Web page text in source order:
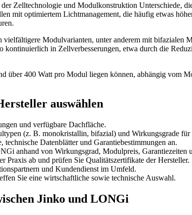
der Zelltechnologie und Modulkonstruktion Unterschiede,
mit optimiertem Lichtmanagement, die häufig etwas
Modulvarianten, unter anderem mit bifazialen
in Zellverbesserungen, etwa durch die
über 400 Watt pro Modul liegen können, abhängig vom
auswählen
und verfügbare Dachfläche.
(z. B. monokristallin, bifazial) und Wirkungsgrade
Datenblätter und Garantiebestimmungen an.
anhand von Wirkungsgrad, Modulpreis, Garantiezeiten
Praxis ab und prüfen Sie Qualitätszertifikate der Hersteller.
und Kundendienst im Umfeld.
Sie eine wirtschaftliche sowie technische Auswahl.
Jinko und LONGi